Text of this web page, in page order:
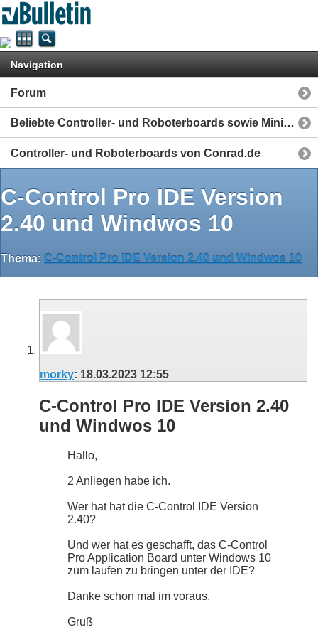
Navigation
Forum
Beliebte Controller- und Roboterboards sowie Mini-Computer
Controller- und Roboterboards von Conrad.de
C-Control Pro IDE Version
2.40 und Windwos 10
Thema: C-Control Pro IDE Version 2.40 und Windwos 10
morky: 18.03.2023 12:55
C-Control Pro IDE Version 2.40
und Windwos 10
Hallo,
2 Anliegen habe ich.
Wer hat hat die C-Control IDE Version
2.40?
Und wer hat es geschafft, das C-Control
Pro Application Board unter Windows 10
zum laufen zu bringen unter der IDE?
Danke schon mal im voraus.
Gruß